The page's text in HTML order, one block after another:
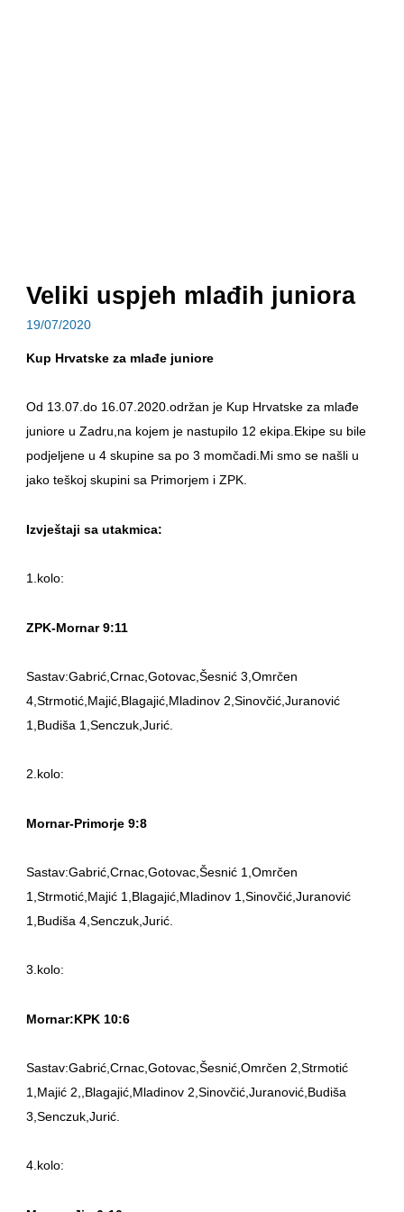
Veliki uspjeh mlađih juniora
19/07/2020
Kup Hrvatske za mlađe juniore
Od 13.07.do 16.07.2020.održan je Kup Hrvatske za mlađe
juniore u Zadru,na kojem je nastupilo 12 ekipa.Ekipe su bile
podjeljene u 4 skupine sa po 3 momčadi.Mi smo se našli u
jako teškoj skupini sa Primorjem i ZPK.
Izvještaji sa utakmica:
1.kolo:
ZPK-Mornar 9:11
Sastav:Gabrić,Crnac,Gotovac,Šesnić 3,Omrčen
4,Strmotić,Majić,Blagajić,Mladinov 2,Sinovčić,Juranović
1,Budiša 1,Senczuk,Jurić.
2.kolo:
Mornar-Primorje 9:8
Sastav:Gabrić,Crnac,Gotovac,Šesnić 1,Omrčen
1,Strmotić,Majić 1,Blagajić,Mladinov 1,Sinovčić,Juranović
1,Budiša 4,Senczuk,Jurić.
3.kolo:
Mornar:KPK 10:6
Sastav:Gabrić,Crnac,Gotovac,Šesnić,Omrčen 2,Strmotić
1,Majić 2,,Blagajić,Mladinov 2,Sinovčić,Juranović,Budiša
3,Senczuk,Jurić.
4.kolo: